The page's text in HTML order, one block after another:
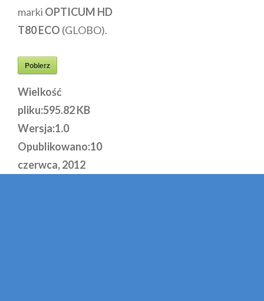
marki OPTICUM HD
T80 ECO (GLOBO).
Pobierz
Wielkość
pliku:595.82 KB
Wersja:1.0
Opublikowano:10
czerwca, 2012